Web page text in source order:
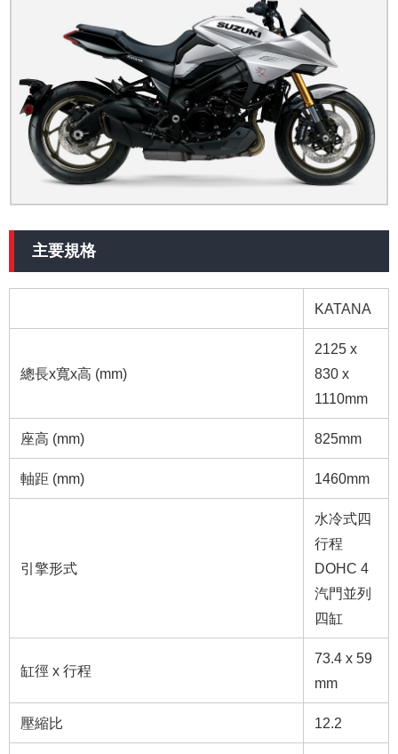
主要規格
KATANA
總長x寬x高 (mm)
2125 x
830 x
1110mm
座高 (mm) 825mm
軸距 (mm) 1460mm
引擎形式
水冷式四
行程
DOHC 4
汽門並列
四缸
缸徑 x 行程
73.4 x 59
mm
壓縮比 12.2